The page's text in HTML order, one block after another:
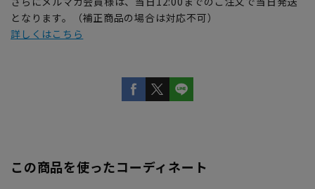
となります。（補正商品の場合は対応不可）
詳しくはこちら
この商品を使ったコーディネート